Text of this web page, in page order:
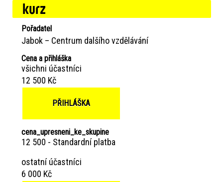
kurz
Pořadatel
Jabok – Centrum dalšího vzdělávání
Cena a přihláška
všichni účastníci
12 500 Kč
PŘIHLÁŠKA
cena_upresneni_ke_skupine
12 500 - Standardní platba
ostatní účastníci
6 000 Kč